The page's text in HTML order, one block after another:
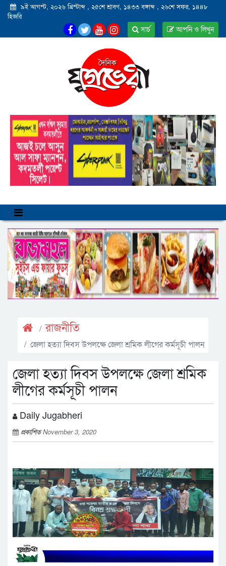
৯ই আগস্ট, ২০২৬ খ্রিস্টাব্দ , ২৫শে শ্রাবণ, ১৪৩৩ বঙ্গাব্দ , ২৬শে সফর, ১৪৪৮
হিজরি
আপনি ও লিখুন
সার্চ
রাজনীতি
জেলা হত্যা দিবস উপলক্ষে জেলা শ্রমিক লীগের কর্মসূচী পালন
জেলা হত্যা দিবস উপলক্ষে জেলা শ্রমিক
লীগের কর্মসূচী পালন
Daily Jugabheri
প্রকাশিতNovember 3, 2020